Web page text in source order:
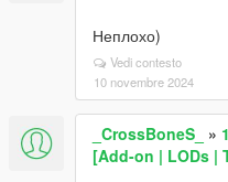
Неплохо)
Vedi contesto
10 novembre 2024
_CrossBoneS_ »
[Add-on | LODs |